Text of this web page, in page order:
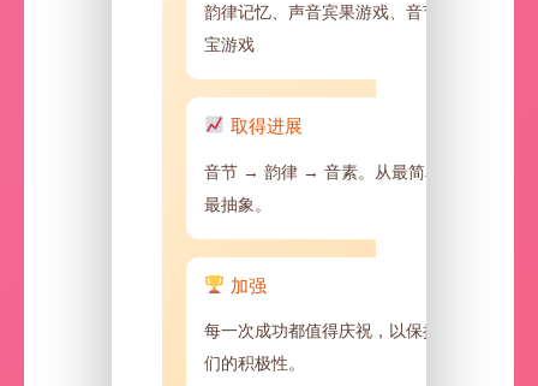
韵律记忆、声音宾果游戏、音节寻
宝游戏
取得进展
音节 → 韵律 → 音素。从最简单到
最抽象。
加强
每一次成功都值得庆祝，以保持人
们的积极性。